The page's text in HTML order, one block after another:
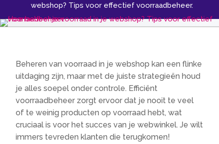
webshop? Tips voor effectief voorraadbeheer.​
Beheren van voorraad in je webshop kan een flinke
uitdaging zijn, maar met de juiste strategieën houd
je alles soepel onder controle. Efficiënt
voorraadbeheer zorgt ervoor dat je nooit te veel
of te weinig producten op voorraad hebt, wat
cruciaal is voor het succes van je webwinkel. Je wilt
immers tevreden klanten die terugkomen!